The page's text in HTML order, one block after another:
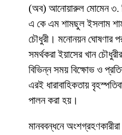
(অব) আনোয়ারুল মোমেন ৩.
এ কে এম শামছুল ইসলাম
চৌধুরী। মনোনয়ন ঘোষণার
সমর্থকরা ইয়াসের খান
বিভিন্ন সময় বিক্ষোভ ও
এরই ধারাবাহিকতায়
পালন করা হয়।
মানববন্ধনে অংশগ্রহণকারীরা